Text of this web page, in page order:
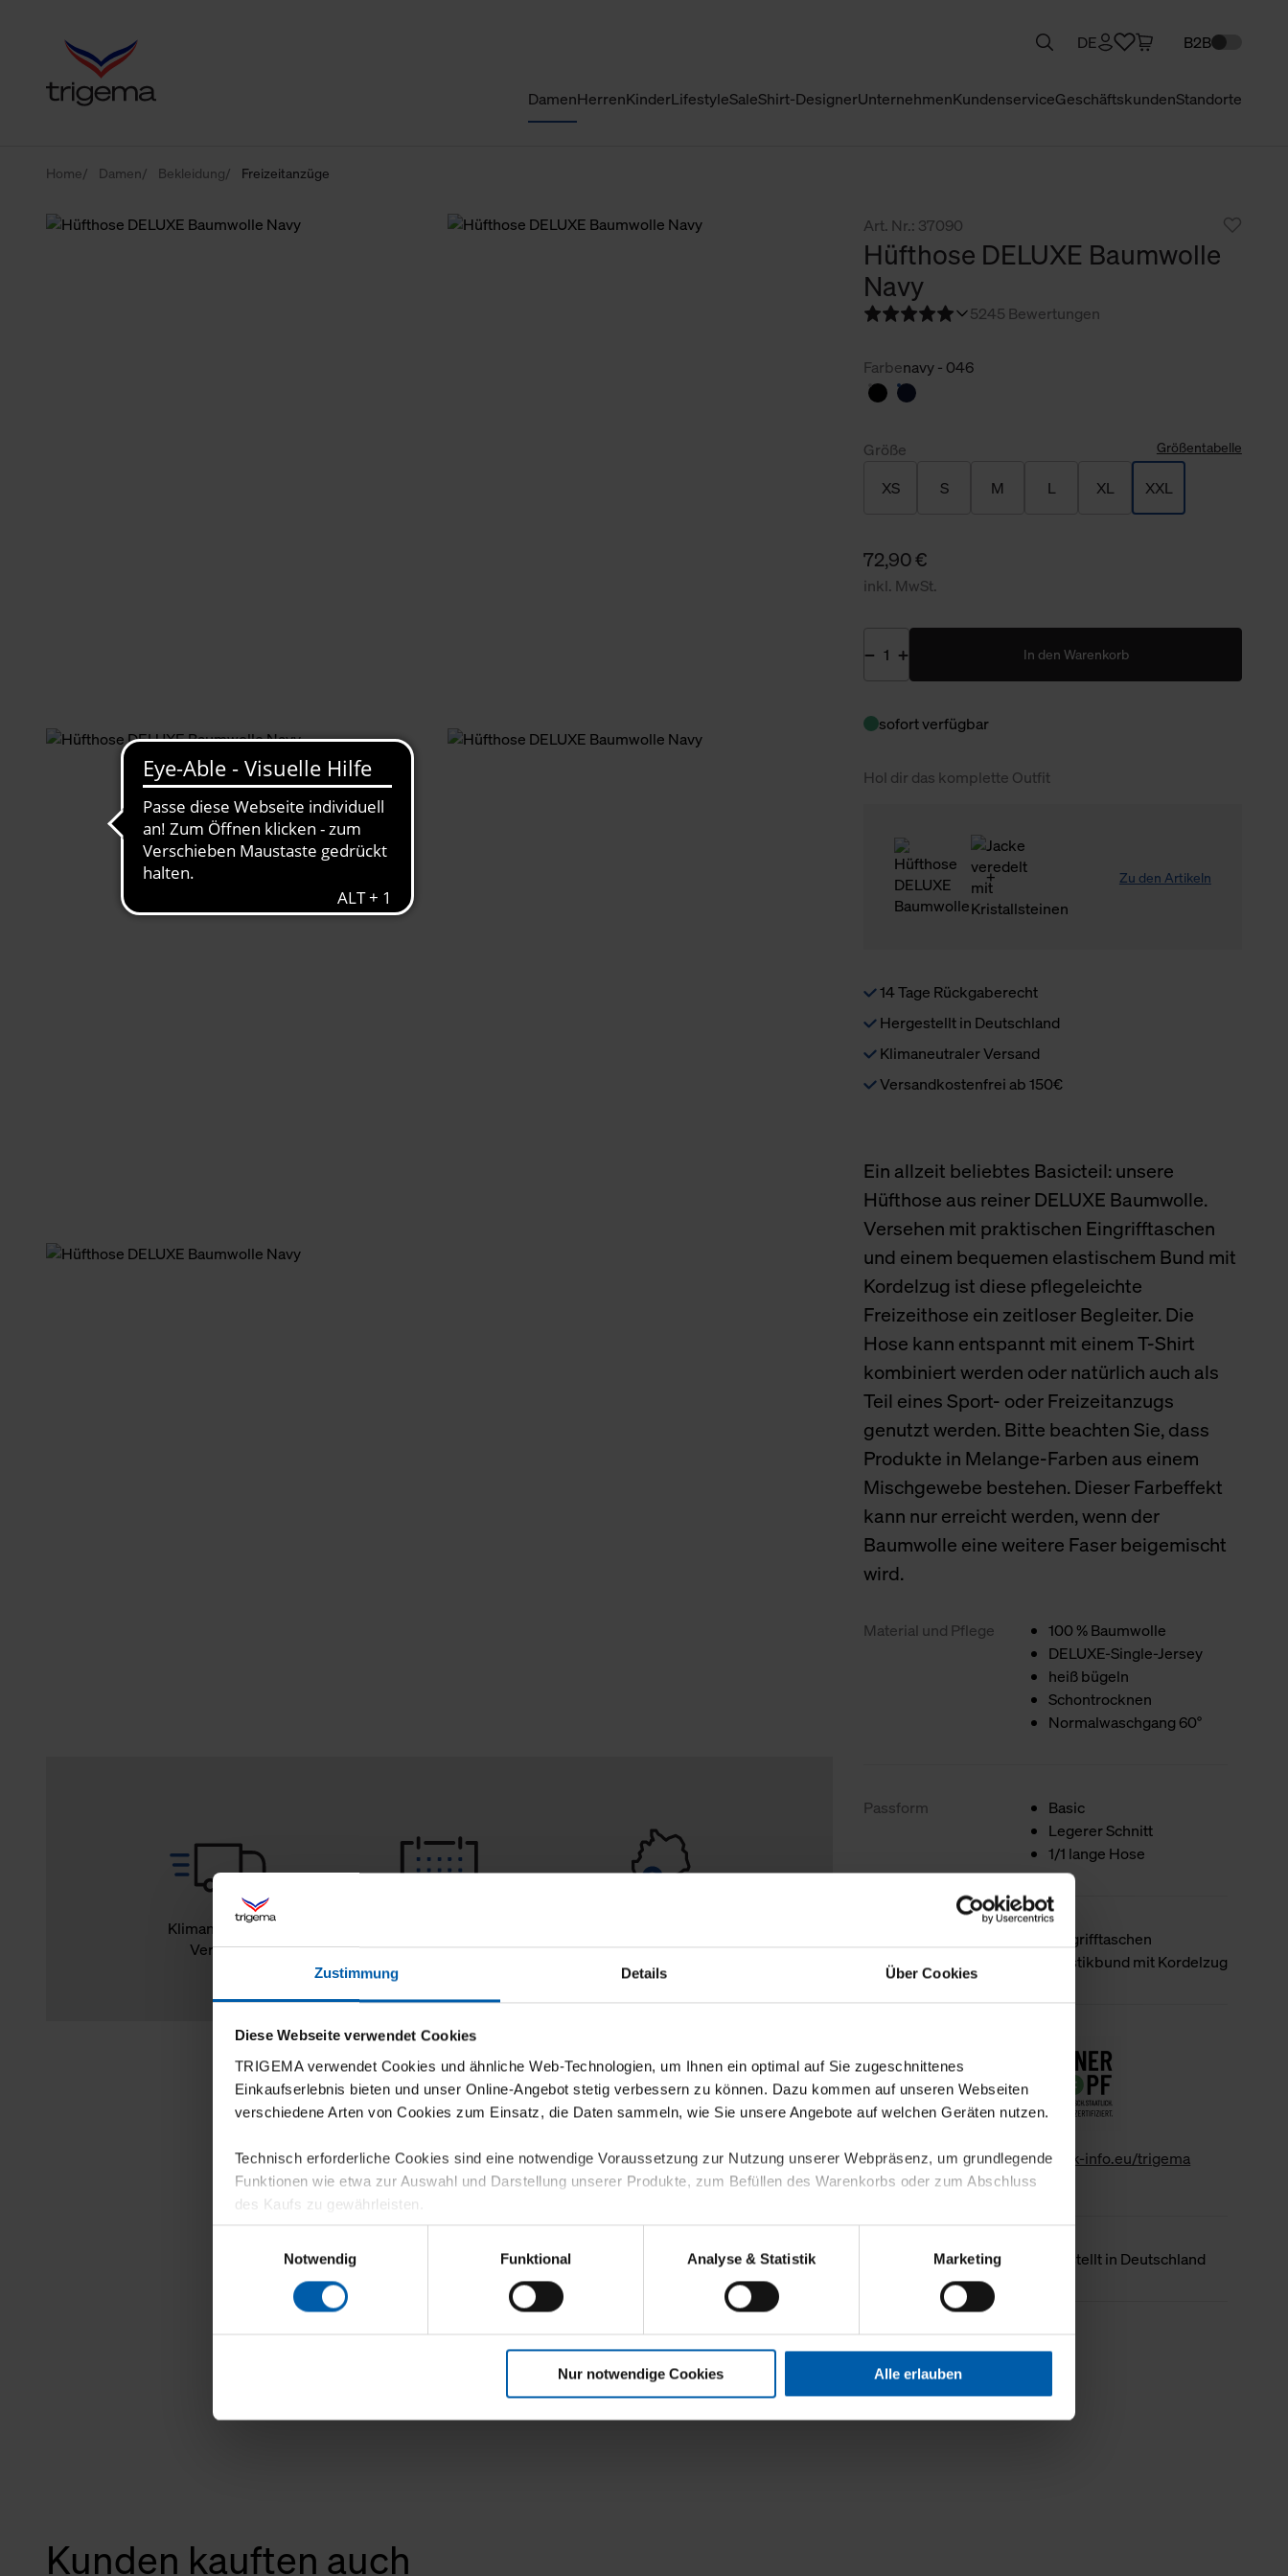
Zustimmung Details Über Cookies
Diese Webseite verwendet Cookies
TRIGEMA verwendet Cookies und ähnliche Web-Technologien, um Ihnen ein optimal auf Sie zugeschnittenes
Einkaufserlebnis bieten und unser Online-Angebot stetig verbessern zu können. Dazu kommen auf unseren Webseiten
verschiedene Arten von Cookies zum Einsatz, die Daten sammeln, wie Sie unsere Angebote auf welchen Geräten nutzen.
Technisch erforderliche Cookies sind eine notwendige Voraussetzung zur Nutzung unserer Webpräsenz, um grundlegende
Funktionen wie etwa zur Auswahl und Darstellung unserer Produkte, zum Befüllen des Warenkorbs oder zum Abschluss
des Kaufs zu gewährleisten.
Für die Darstellung personalisierter Angebote, Anzeigen und Inhalte aufgrund Ihres Nutzerverhaltens und Ihres Profils
sowie für Marketing-, Statistik- und Tracking-Zwecke zur Analyse und Optimierung unserer Webpräsenz speichern wir
personenbezogene Informationen. Diese übermitteln wir in anonymisierter Form an Dritte wie etwa unsere
Klicken Sie auf "Alle erlauben", damit wir alle Cookies und Web-Technologien für Ihr personalisiertes Einkaufserlebnis
verwenden dürfen. Über die jeweiligen Schaltflächen können Sie die Arten der Cookies selbst festlegen, die Sie erlauben
grundsätzlich freiwillig, für die Nutzung der Webseite nicht erforderlich und kann jederzeit mit Wirkung für die Zukunft
widerrufen. Der Widerruf der Einwilligung hat jedoch keine Auswirkung auf die bisherigen Einstellungen und die damit
Notwendig
Funktional Analyse & Statistik Marketing
Nur notwendige Cookies Alle erlauben
DamenHerrenKinderLifestyleSaleShirt-DesignerUnternehmenKundenserviceGeschäftskundenStandorte
DE B2B
Home Damen Bekleidung Freizeitanzüge
Klimaneutraler
Versand
Rückgaberecht
Burladingen
Art. Nr.: 37090
Hüfthose DELUXE Baumwolle
Navy
5245 Bewertungen
Farbenavy - 046
Größe Größentabelle
XS S M L XL XXL
72,90 €
inkl. MwSt.
In den Warenkorb
sofort verfügbar
Hol dir das komplette Outfit
Zu den Artikeln
14 Tage Rückgaberecht
Hergestellt in Deutschland
Klimaneutraler Versand
Versandkostenfrei ab 150€
Ein allzeit beliebtes Basicteil: unsere
Hüfthose aus reiner DELUXE Baumwolle.
Versehen mit praktischen Eingrifftaschen
und einem bequemen elastischem Bund mit
Kordelzug ist diese pflegeleichte
Freizeithose ein zeitloser Begleiter. Die
Hose kann entspannt mit einem T-Shirt
kombiniert werden oder natürlich auch als
Teil eines Sport- oder Freizeitanzugs
genutzt werden. Bitte beachten Sie, dass
Produkte in Melange-Farben aus einem
Mischgewebe bestehen. Dieser Farbeffekt
kann nur erreicht werden, wenn der
Baumwolle eine weitere Faser beigemischt
wird.
Material und Pflege
100 % Baumwolle
DELUXE-Single-Jersey
heiß bügeln
Schontrocknen
Normalwaschgang 60°
Passform
Basic
Legerer Schnitt
1/1 lange Hose
Eingrifftaschen
Elastikbund mit Kordelzug
www.gk-info.eu/trigema
Ursprungsland Hergestellt in Deutschland
Kunden kauften auch